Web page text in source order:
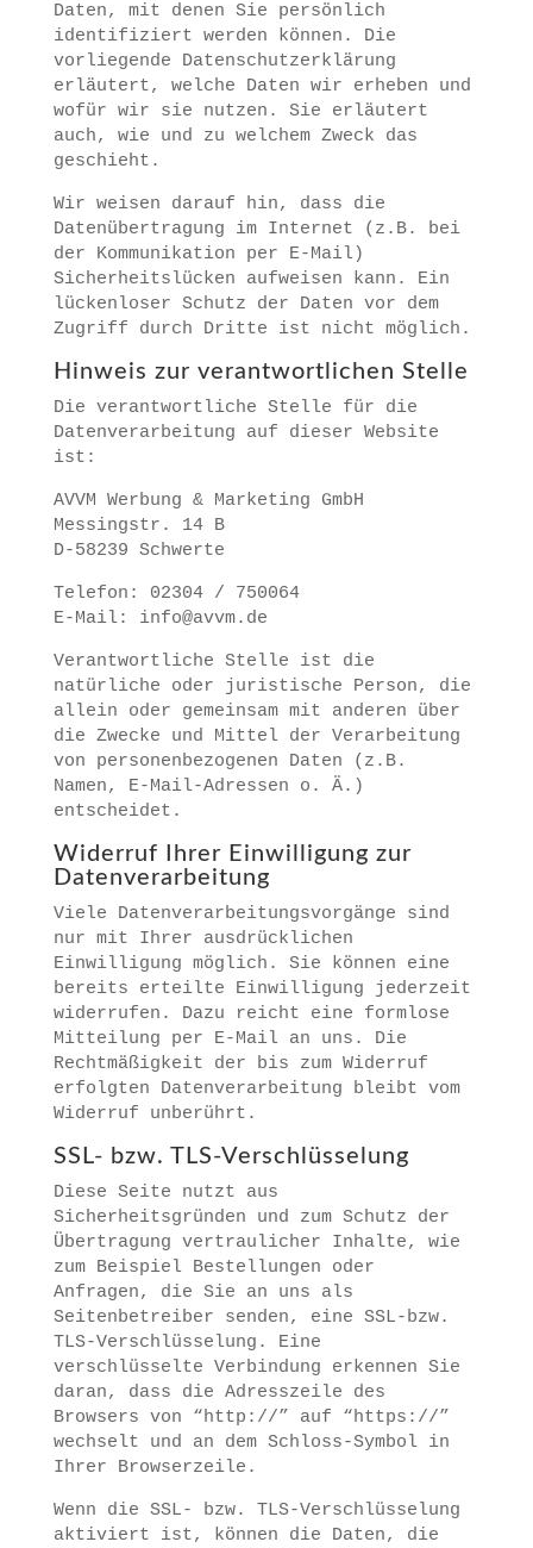
Daten, mit denen Sie persönlich
identifiziert werden können. Die
vorliegende Datenschutzerklärung
erläutert, welche Daten wir erheben und
wofür wir sie nutzen. Sie erläutert
auch, wie und zu welchem Zweck das
geschieht.
Wir weisen darauf hin, dass die
Datenübertragung im Internet (z.B. bei
der Kommunikation per E-Mail)
Sicherheitslücken aufweisen kann. Ein
lückenloser Schutz der Daten vor dem
Zugriff durch Dritte ist nicht möglich.
Hinweis zur verantwortlichen Stelle
Die verantwortliche Stelle für die
Datenverarbeitung auf dieser Website
ist:
AVVM Werbung & Marketing GmbH
Messingstr. 14 B
D-58239 Schwerte
Telefon: 02304 / 750064
E-Mail: info@avvm.de
Verantwortliche Stelle ist die
natürliche oder juristische Person, die
allein oder gemeinsam mit anderen über
die Zwecke und Mittel der Verarbeitung
von personenbezogenen Daten (z.B.
Namen, E-Mail-Adressen o. Ä.)
entscheidet.
Widerruf Ihrer Einwilligung zur
Datenverarbeitung
Viele Datenverarbeitungsvorgänge sind
nur mit Ihrer ausdrücklichen
Einwilligung möglich. Sie können eine
bereits erteilte Einwilligung jederzeit
widerrufen. Dazu reicht eine formlose
Mitteilung per E-Mail an uns. Die
Rechtmäßigkeit der bis zum Widerruf
erfolgten Datenverarbeitung bleibt vom
Widerruf unberührt.
SSL- bzw. TLS-Verschlüsselung
Diese Seite nutzt aus
Sicherheitsgründen und zum Schutz der
Übertragung vertraulicher Inhalte, wie
zum Beispiel Bestellungen oder
Anfragen, die Sie an uns als
Seitenbetreiber senden, eine SSL-bzw.
TLS-Verschlüsselung. Eine
verschlüsselte Verbindung erkennen Sie
daran, dass die Adresszeile des
Browsers von “http://” auf “https://”
wechselt und an dem Schloss-Symbol in
Ihrer Browserzeile.
Wenn die SSL- bzw. TLS-Verschlüsselung
aktiviert ist, können die Daten, die